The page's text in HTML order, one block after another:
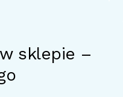
sklepie –